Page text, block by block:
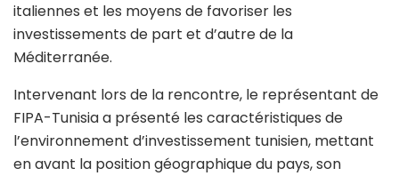
italiennes et les moyens de favoriser les
investissements de part et d’autre de la
Méditerranée.
Intervenant lors de la rencontre, le représentant de
FIPA-Tunisia a présenté les caractéristiques de
l’environnement d’investissement tunisien, mettant
en avant la position géographique du pays, son